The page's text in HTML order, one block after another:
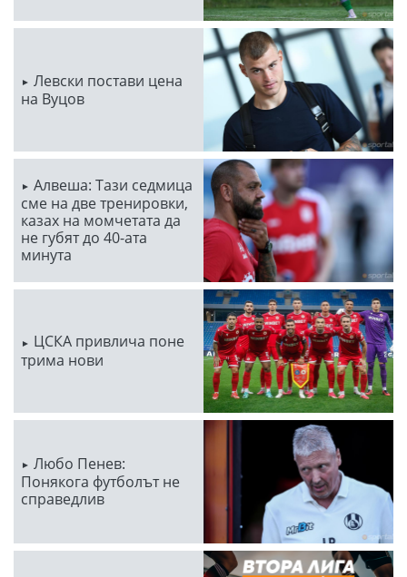
Левски постави цена
на Вуцов
Алвеша: Тази седмица
сме на две тренировки,
казах на момчетата да
не губят до 40-ата
минута
ЦСКА привлича поне
трима нови
Любо Пенев:
Понякога футболът не
справедлив